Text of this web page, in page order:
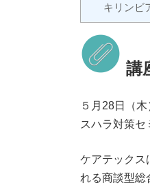
キリンビ
講
５月28日（
スハラ対策セ
ケアテックス
れる商談型総